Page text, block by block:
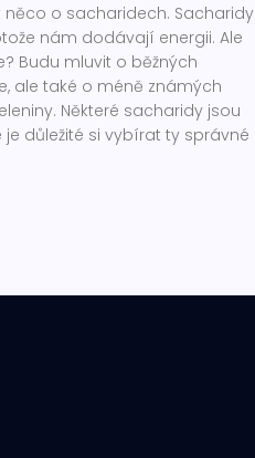
něco o sacharidech. Sacharidy
nám dodávají energii. Ale
Budu mluvit o běžných
ale také o méně známých
Některé sacharidy jsou
důležité si vybírat ty správné